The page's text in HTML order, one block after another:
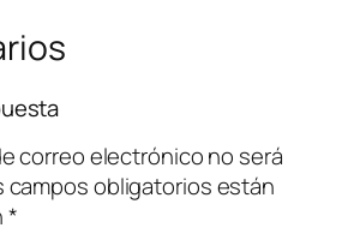
correo electrónico no será
campos obligatorios están
*